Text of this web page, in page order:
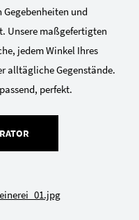
und
Unsere maßgefertigten
jedem Winkel Ihres
alltägliche Gegenstände.
perfekt.